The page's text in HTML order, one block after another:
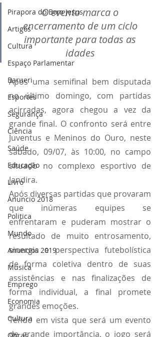
Pirapora do Bom Jesus
Artigos
Cultura
Espaço Parlamentar
Barueri
Esportes
Segurança
Ciência
Saúde
Educação
Livro
Anuncio 2018
Politica
Mundo
Anuncios 2019
Música
Emprego
Economia
Cultura
O evento marca o
encerramento de um ciclo
importante para todas as
idades
Após uma semifinal bem disputada
no último domingo, com partidas
acirradas, agora chegou a vez da
grande final. O confronto será entre
Juventus e Meninos do Ouro, neste
sábado, 09/07, às 10:00, no campo
situado no complexo esportivo de
Jandira.
Após diversas partidas que provaram
que inúmeras equipes se
enfrentaram e puderam mostrar o
resultado de muito entrosamento,
sinergia e perspectiva futebolística
de forma coletiva dentro de suas
assistências e nas finalizações de
forma individual, a final promete
grandes emoções.
Tendo em vista que será um evento
de grande importância, o jogo será